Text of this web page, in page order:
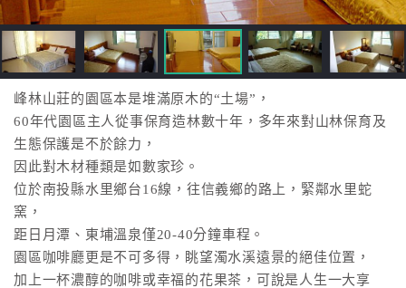
跟
飯
店
訂
房
HOT
特
色
民
宿
峰林山莊的園區本是堆滿原木的“土場”，
60年代園區主人從事保育造林數十年，多年來對山林保育及
生態保護是不於餘力，
因此對木材種類是如數家珍。
位於南投縣水里鄉台16線，往信義鄉的路上，緊鄰水里蛇
窯，
距日月潭、東埔溫泉僅20-40分鐘車程。
園區咖啡廳更是不可多得，眺望濁水溪遠景的絕佳位置，
加上一杯濃醇的咖啡或幸福的花果茶，可說是人生一大享